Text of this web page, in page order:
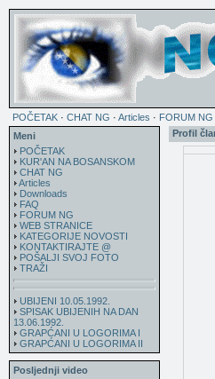
POČETAK · CHAT NG · Articles · FORUM NG
Meni
POČETAK
KUR'AN NA BOSANSKOM
CHAT NG
Articles
Downloads
FAQ
FORUM NG
WEB STRANICE
KATEGORIJE NOVOSTI
KONTAKTIRAJTE @
POŠALJI SVOJ FOTO
TRAŽI
UBIJENI 10.05.1992.
SPISAK UBIJENIH NA DAN
13.06.1992.
GRAPĆANI U LOGORIMA I
GRAPĆANI U LOGORIMA II
Posljednji video
Profil